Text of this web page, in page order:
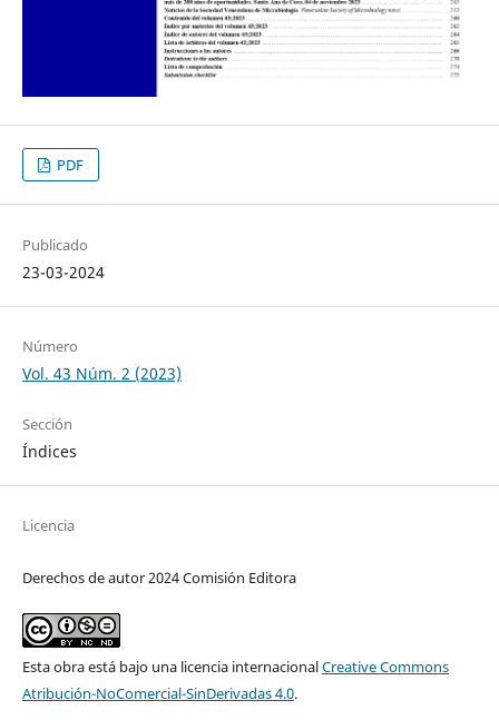
PDF
Publicado
23-03-2024
Número
Vol. 43 Núm. 2 (2023)
Sección
Índices
Licencia
Derechos de autor 2024 Comisión Editora
Esta obra está bajo una licencia internacionalCreative Commons
Atribución-NoComercial-SinDerivadas 4.0.